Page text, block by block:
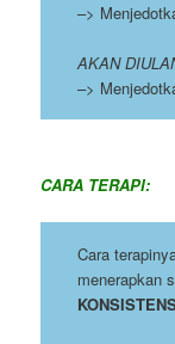
–>
AKAN
–>
CARA TERAPI:
Cara
menerapkan